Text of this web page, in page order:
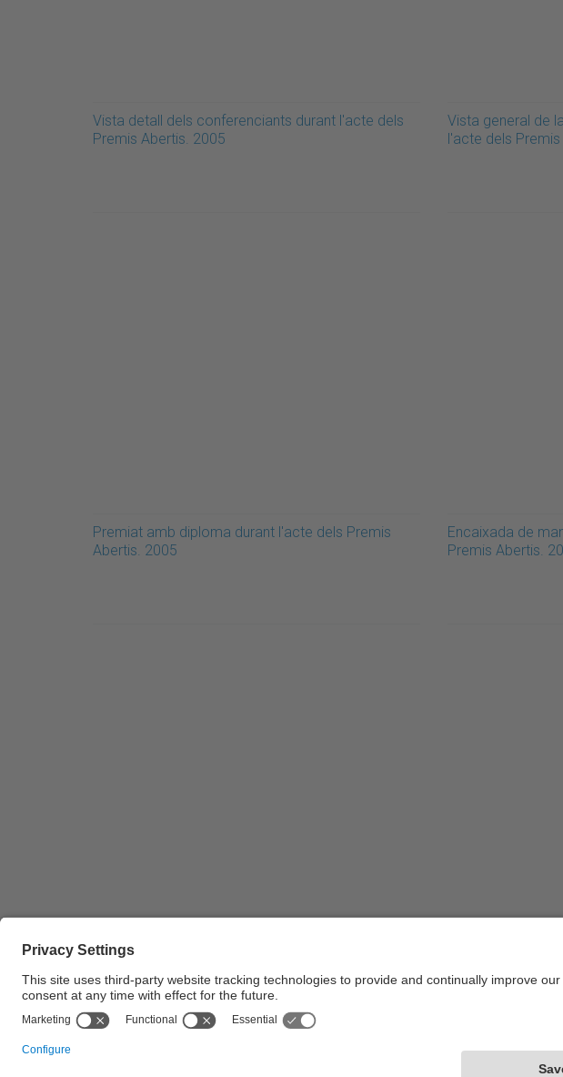
Vista detall dels conferenciants durant l'acte dels
Premis Abertis. 2005
Vista general de
l'acte dels
Premiat amb diploma durant l'acte dels Premis
Abertis. 2005
Encaixada de
Premis Abertis.
Vista detall de la mesa presidencial dels Premis
Abertis. 2005